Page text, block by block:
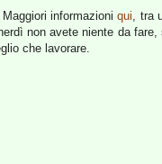
Maggiori informazioniqui, tra
non avete niente da
che lavorare.